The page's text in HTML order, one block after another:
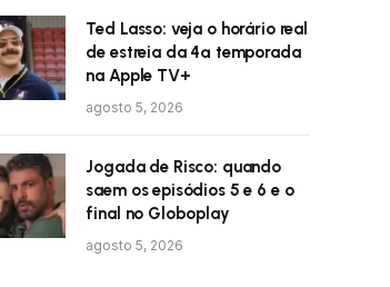
Ted Lasso: veja o horário real
de estreia da 4ª temporada
na Apple TV+
agosto 5, 2026
Jogada de Risco: quando
saem os episódios 5 e 6 e o
final no Globoplay
agosto 5, 2026